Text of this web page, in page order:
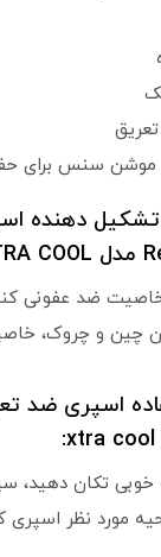
موشن سنس برای
تشکیل دهنده
ضد عفونی
چین و چروک،
اسپری ضد
مورد نظر اسپری